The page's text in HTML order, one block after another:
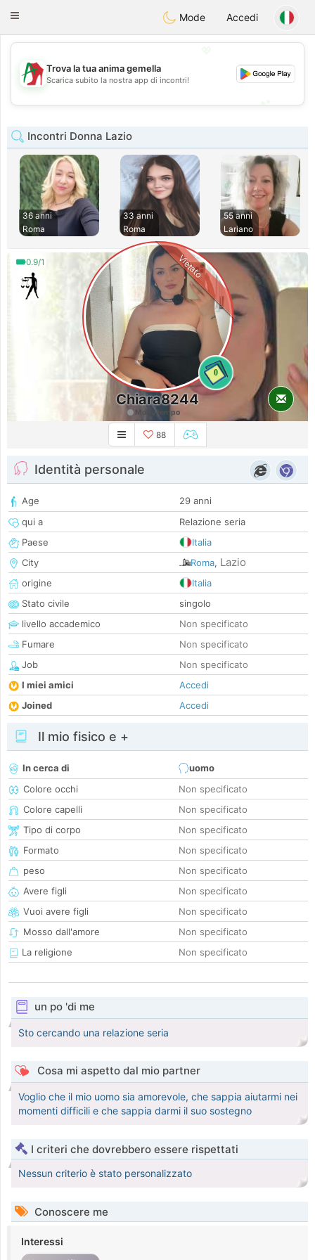
Amami Ora
Toggle
Mode Accedi
💖
💕
Trova la tua anima gemella
Scarica subito la nostra app di incontri!
Incontri Donna Lazio
36 anni
Roma
33 anni
Roma
55 anni
Lariano
0.9/1
0
Vietato
Chiara8244
Molto tempo
88
Identità personale
Age
29 anni
qui a
Relazione seria
Paese
Italia
City
Roma, Lazio
origine
Italia
Stato civile
singolo
livello accademico
Non specificato
Fumare
Non specificato
Job
Non specificato
I miei amici
Accedi
Joined
Accedi
Il mio fisico e +
In cerca di
uomo
Colore occhi
Non specificato
Colore capelli
Non specificato
Tipo di corpo
Non specificato
Formato
Non specificato
peso
Non specificato
Avere figli
Non specificato
Vuoi avere figli
Non specificato
Mosso dall'amore
Non specificato
La religione
Non specificato
un po 'di me
Sto cercando una relazione seria
Cosa mi aspetto dal mio partner
Voglio che il mio uomo sia amorevole, che sappia aiutarmi nei
momenti difficili e che sappia darmi il suo sostegno
I criteri che dovrebbero essere rispettati
Nessun criterio è stato personalizzato
Conoscere me
Interessi